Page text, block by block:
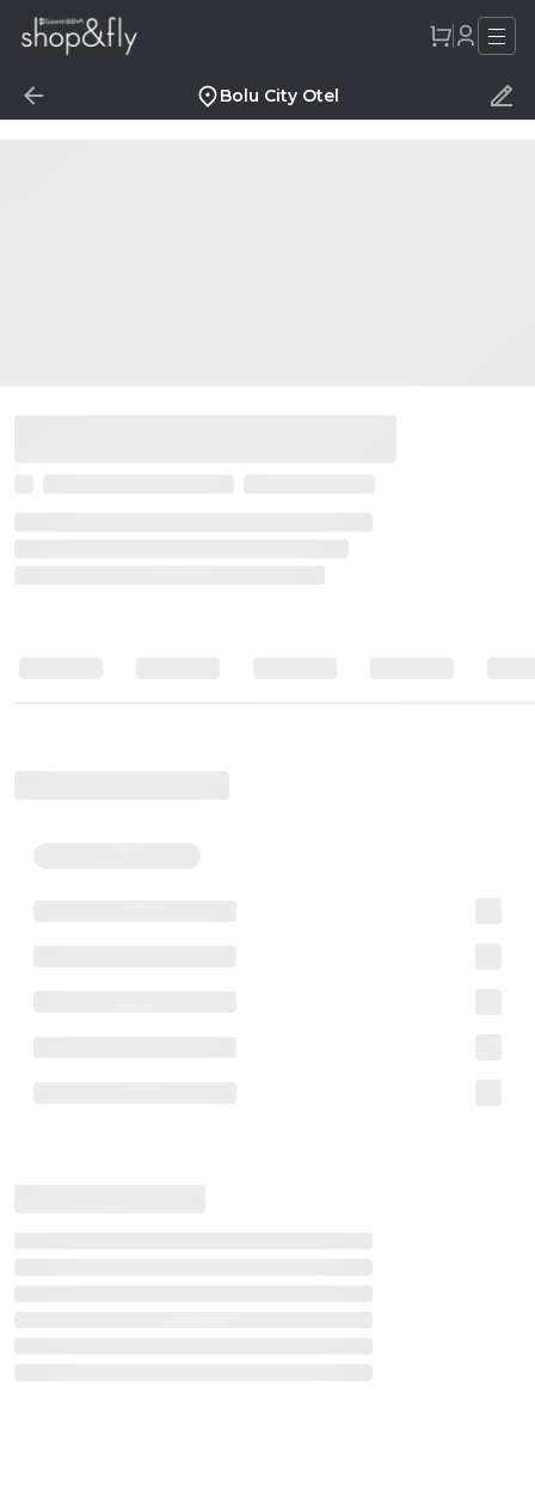
Bolu City Otel